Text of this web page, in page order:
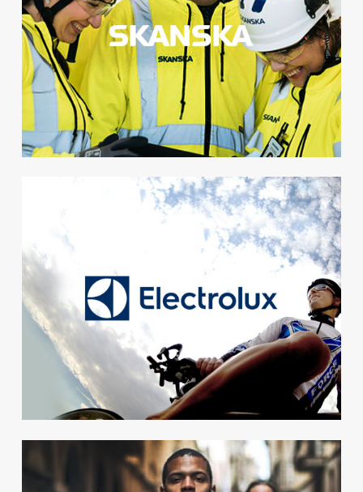
We+ lanserades för tusentals
medarbetare som en del av
Skanskas årliga Safety week
och blev en stor succé.
+ 88%
Kraftfulla resultat. Kollegorna
på Electrolux ökade
motionsnivån med 88% i snitt
under aktiviteten med We+.